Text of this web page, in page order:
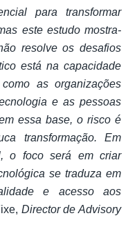
para transformar
este estudo mostra-
resolve os desafios
está na capacidade
as organizações
e as pessoas
essa base, o risco é
transformação. Em
o foco será em criar
se traduza em
e acesso aos
Director de Advisory